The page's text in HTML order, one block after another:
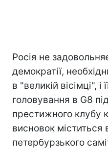
Росія не
демократії,
в "великій вісімці", і
головування в G8
престижного клубу
висновок міститься
петербурзького